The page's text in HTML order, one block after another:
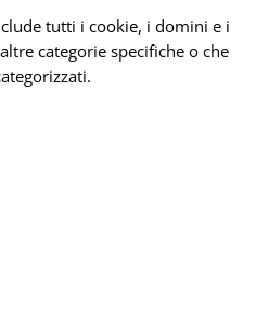
tutti i cookie, i domini e i
categorie specifiche o che